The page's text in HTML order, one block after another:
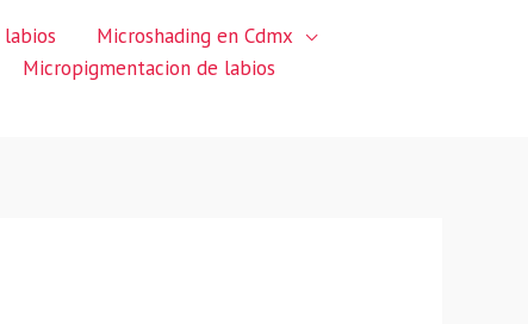
Microshading en Cdmx
Micropigmentacion de labios